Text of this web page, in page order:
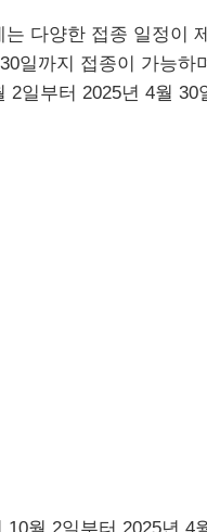
다양한 접종 일정이
일까지 접종이 가능하
일부터 2025년 4월 30